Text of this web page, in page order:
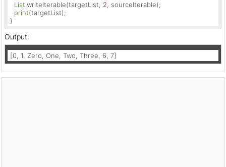
List.writeIterable(targetList, 2, sourceIterable);
print(targetList);
}
Output:
[0, 1, Zero, One, Two, Three, 6, 7]